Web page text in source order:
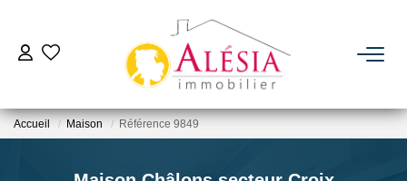
ACHETER
Accueil Maison Référence 9849